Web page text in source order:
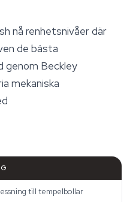
nå renhetsnivåer där
de bästa
genom Beckley
mekaniska
till tempelbollar